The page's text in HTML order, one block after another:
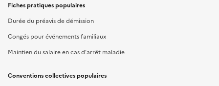
Fiches pratiques populaires
Durée du préavis de démission
Congés pour événements familiaux
Maintien du salaire en cas d'arrêt maladie
Conventions collectives populaires